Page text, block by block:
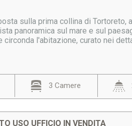
sulla prima collina di
panoramica sul mare e sul
circonda l'abitazione, curato nei
3 Camere
USO UFFICIO IN VENDITA